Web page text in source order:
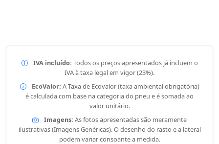
IVA incluído: Todos os preços apresentados já incluem o
IVA à taxa legal em vigor (23%).
EcoValor: A Taxa de Ecovalor (taxa ambiental obrigatória)
é calculada com base na categoria do pneu e é somada ao
valor unitário.
Imagens: As fotos apresentadas são meramente
ilustrativas (Imagens Genéricas). O desenho do rasto e a lateral
podem variar consoante a medida.